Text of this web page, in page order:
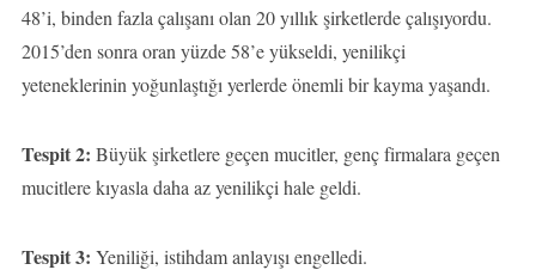
48’i, binden fazla çalışanı olan 20 yıllık şirketlerde çalışıyordu.
2015’den sonra oran yüzde 58’e yükseldi, yenilikçi
yeteneklerinin yoğunlaştığı yerlerde önemli bir kayma yaşandı.
Tespit 2: Büyük şirketlere geçen mucitler, genç firmalara geçen
mucitlere kıyasla daha az yenilikçi hale geldi.
Tespit 3: Yeniliği, istihdam anlayışı engelledi.